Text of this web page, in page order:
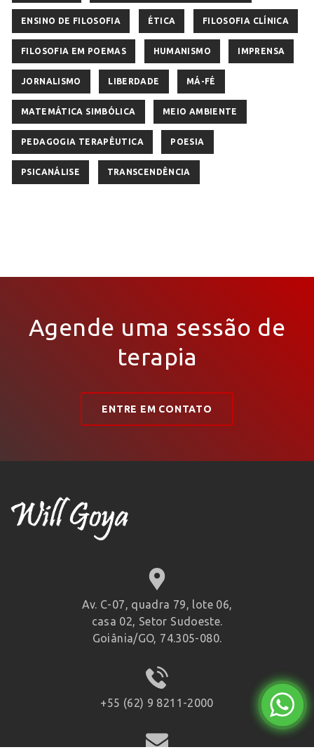
ENSINO DE FILOSOFIA ÉTICA FILOSOFIA CLÍNICA
FILOSOFIA EM POEMAS HUMANISMO IMPRENSA
JORNALISMO LIBERDADE MÁ-FÉ
MATEMÁTICA SIMBÓLICA MEIO AMBIENTE
PEDAGOGIA TERAPÊUTICA POESIA
PSICANÁLISE TRANSCENDÊNCIA
Agende uma sessão de
terapia
ENTRE EM CONTATO
Av. C-07, quadra 79, lote 06,
casa 02, Setor Sudoeste.
Goiânia/GO, 74.305-080.
+55 (62) 9 8211-2000